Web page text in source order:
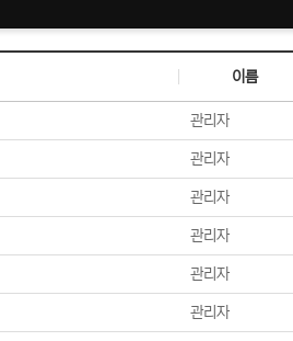
이름
관리자
관리자
관리자
관리자
관리자
관리자